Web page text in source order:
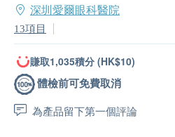
深圳愛爾眼科醫院
13項目
賺取1,035積分 (HK$10)
體檢前可免費取消
為產品留下第一個評論